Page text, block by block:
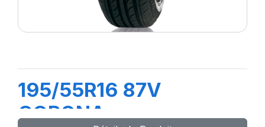
195/55R16 87V
CORONA